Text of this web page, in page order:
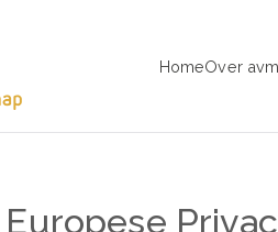
Trainingen voor
HomeOver avm